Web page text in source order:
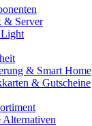
& Server
& Smart Home
& Gutscheine
Alternativen